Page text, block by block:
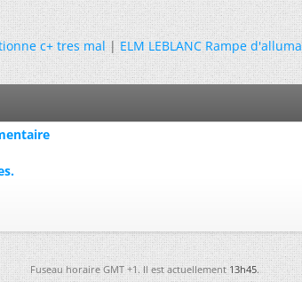
c+ tres mal|ELM LEBLANC Rampe
Fuseau horaire GMT +1. Il est actuellement13h45.